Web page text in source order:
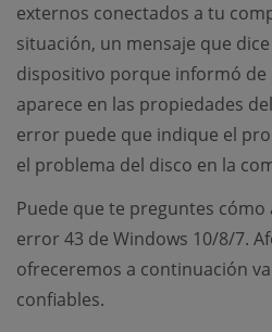
externos conectados a tu
situación, un mensaje que
dispositivo porque informó de
aparece en las propiedades
error puede que indique el
el problema del disco en la
Puede que te preguntes cómo
error 43 de Windows 10/8/7.
ofreceremos a continuación
confiables.